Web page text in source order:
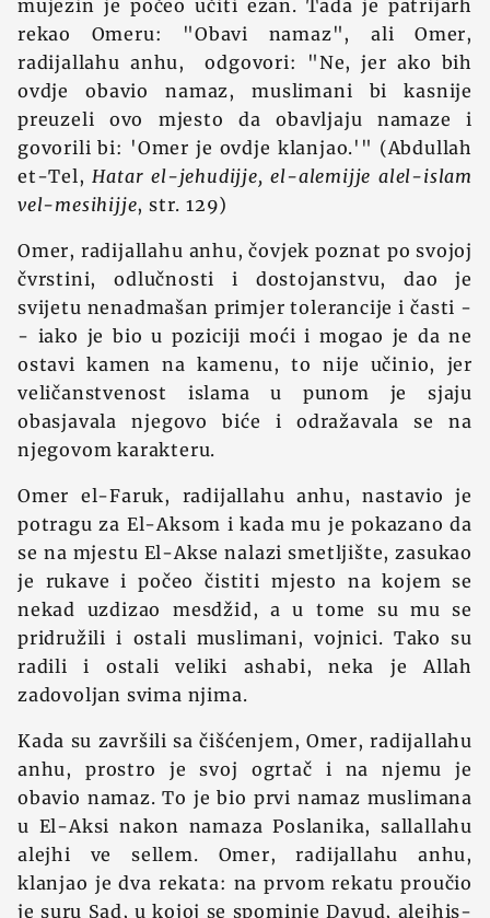
mujezin je počeo učiti ezan. Tada je patrijarh
rekao Omeru: "Obavi namaz", ali Omer,
radijallahu anhu, odgovori: "Ne, jer ako bih
ovdje obavio namaz, muslimani bi kasnije
preuzeli ovo mjesto da obavljaju namaze i
govorili bi: 'Omer je ovdje klanjao.'" (Abdullah
et-Tel,Hatar el-jehudijje, el-alemijje alel-islam
vel-mesihijje, str. 129)
Omer, radijallahu anhu, čovjek poznat po svojoj
čvrstini, odlučnosti i dostojanstvu, dao je
svijetu nenadmašan primjer tolerancije i časti -
- iako je bio u poziciji moći i mogao je da ne
ostavi kamen na kamenu, to nije učinio, jer
veličanstvenost islama u punom je sjaju
obasjavala njegovo biće i odražavala se na
njegovom karakteru.
Omer el-Faruk, radijallahu anhu, nastavio je
potragu za El-Aksom i kada mu je pokazano da
se na mjestu El-Akse nalazi smetljište, zasukao
je rukave i počeo čistiti mjesto na kojem se
nekad uzdizao mesdžid, a u tome su mu se
pridružili i ostali muslimani, vojnici. Tako su
radili i ostali veliki ashabi, neka je Allah
zadovoljan svima njima.
Kada su završili sa čišćenjem, Omer, radijallahu
anhu, prostro je svoj ogrtač i na njemu je
obavio namaz. To je bio prvi namaz muslimana
u El-Aksi nakon namaza Poslanika, sallallahu
alejhi ve sellem. Omer, radijallahu anhu,
klanjao je dva rekata: na prvom rekatu proučio
je suru Sad, u kojoj se spominje Davud, alejhis-